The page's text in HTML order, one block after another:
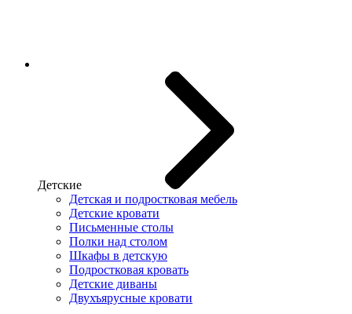
Детские
Детская и подростковая мебель
Детские кровати
Письменные столы
Полки над столом
Шкафы в детскую
Подростковая кровать
Детские диваны
Двухъярусные кровати